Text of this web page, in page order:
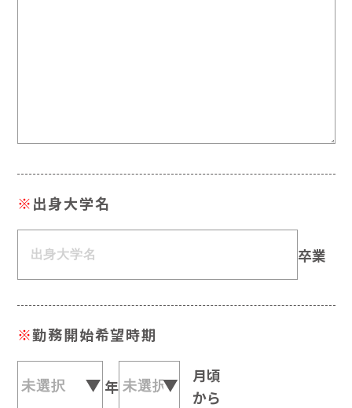
※出身大学名
卒業
※勤務開始希望時期
年
月頃
から